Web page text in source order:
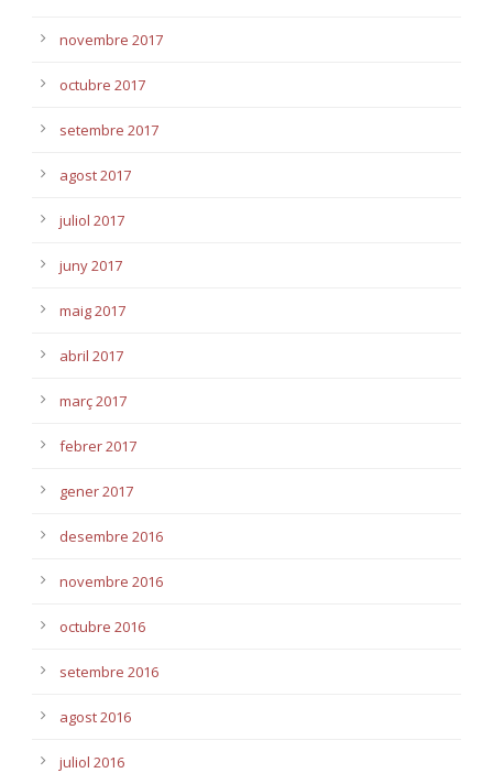
novembre 2017
octubre 2017
setembre 2017
agost 2017
juliol 2017
juny 2017
maig 2017
abril 2017
març 2017
febrer 2017
gener 2017
desembre 2016
novembre 2016
octubre 2016
setembre 2016
agost 2016
juliol 2016